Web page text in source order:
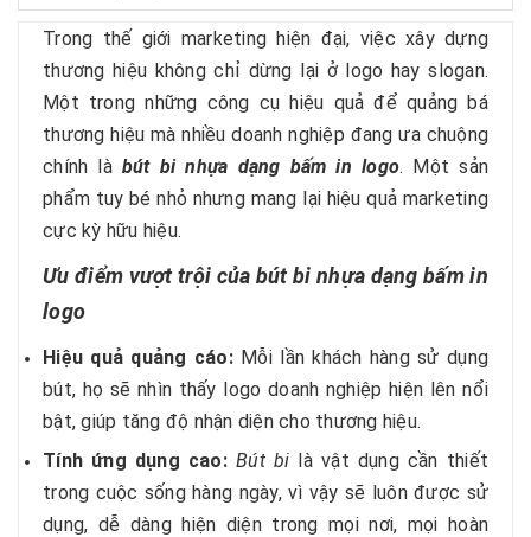
Trong thế giới marketing hiện đại, việc xây dựng
thương hiệu không chỉ dừng lại ở logo hay slogan.
Một trong những công cụ hiệu quả để quảng bá
thương hiệu mà nhiều doanh nghiệp đang ưa chuộng
chính là bút bi nhựa dạng bấm in logo. Một sản
phẩm tuy bé nhỏ nhưng mang lại hiệu quả marketing
cực kỳ hữu hiệu.
Ưu điểm vượt trội của bút bi nhựa dạng bấm in
logo
Hiệu quả quảng cáo:Mỗi lần khách hàng sử dụng
bút, họ sẽ nhìn thấy logo doanh nghiệp hiện lên nổi
bật, giúp tăng độ nhận diện cho thương hiệu.
Tính ứng dụng cao: Bút bi là vật dụng cần thiết
trong cuộc sống hàng ngày, vì vậy sẽ luôn được sử
dụng, dễ dàng hiện diện trong mọi nơi, mọi hoàn